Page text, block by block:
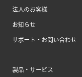
法人のお客様
お知らせ
サポート・お問い合わせ
製品・サービス